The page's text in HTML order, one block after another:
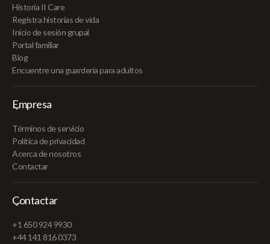
Historia II Care
Registra historias de vida
Inicio de sesión grupal
Portal familiar
Blog
Encuentre una guardería para adultos
Empresa
Términos de servicio
Política de privacidad
Acerca de nosotros
Contactar
Contactar
+1 650 924 9930
+44 141 816 0373